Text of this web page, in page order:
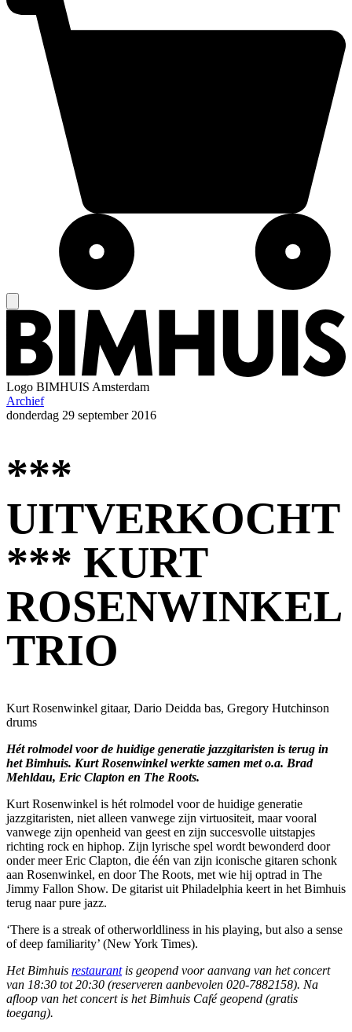
Logo BIMHUIS Amsterdam
Archief
donderdag 29 september 2016
***
UITVERKOCHT
*** KURT
ROSENWINKEL
TRIO
Kurt Rosenwinkel gitaar, Dario Deidda bas, Gregory Hutchinson
drums
Hét rolmodel voor de huidige generatie jazzgitaristen is terug in
het Bimhuis. Kurt Rosenwinkel werkte samen met o.a. Brad
Mehldau, Eric Clapton en The Roots.
Kurt Rosenwinkel is hét rolmodel voor de huidige generatie
jazzgitaristen, niet alleen vanwege zijn virtuositeit, maar vooral
vanwege zijn openheid van geest en zijn succesvolle uitstapjes
richting rock en hiphop. Zijn lyrische spel wordt bewonderd door
onder meer Eric Clapton, die één van zijn iconische gitaren schonk
aan Rosenwinkel, en door The Roots, met wie hij optrad in The
Jimmy Fallon Show. De gitarist uit Philadelphia keert in het Bimhuis
terug naar pure jazz.
‘There is a streak of otherworldliness in his playing, but also a sense
of deep familiarity’ (New York Times).
Het Bimhuis restaurantis geopend voor aanvang van het concert
van 18:30 tot 20:30 (reserveren aanbevolen 020-7882158). Na
afloop van het concert is het Bimhuis Café geopend (gratis
toegang).